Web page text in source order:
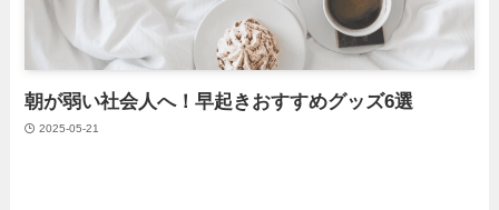
朝が弱い社会人へ！早起きおすすめグッズ6選
2025-05-21